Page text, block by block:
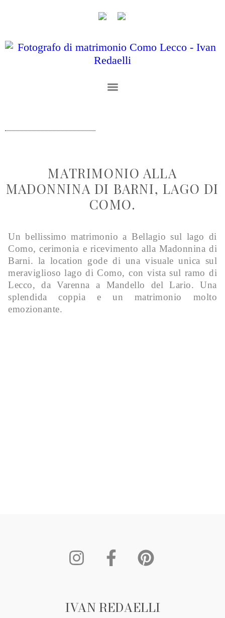
MATRIMONIO ALLA
MADONNINA DI BARNI, LAGO DI
COMO.
Un bellissimo matrimonio a Bellagio sul lago di
Como, cerimonia e ricevimento alla Madonnina di
Barni. la location gode di una visuale unica sul
meraviglioso lago di Como, con vista sul ramo di
Lecco, da Varenna a Mandello del Lario. Una
splendida coppia e un matrimonio molto
emozionante.
IVAN REDAELLI